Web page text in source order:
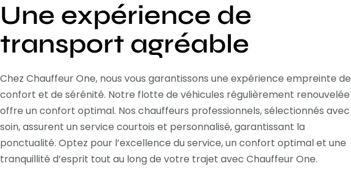
Une expérience de
transport agréable
Chez Chauffeur One, nous vous garantissons une expérience empreinte de
confort et de sérénité. Notre flotte de véhicules régulièrement renouvelée
offre un confort optimal. Nos chauffeurs professionnels, sélectionnés avec
soin, assurent un service courtois et personnalisé, garantissant la
ponctualité. Optez pour l’excellence du service, un confort optimal et une
tranquillité d’esprit tout au long de votre trajet avec Chauffeur One.